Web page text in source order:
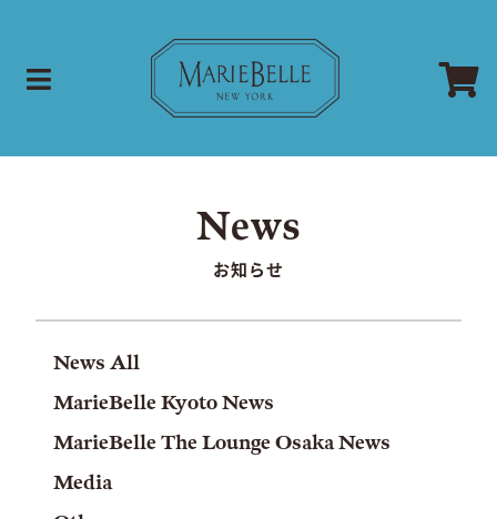
お知らせ
News All
MarieBelle Kyoto News
MarieBelle The Lounge Osaka News
Media